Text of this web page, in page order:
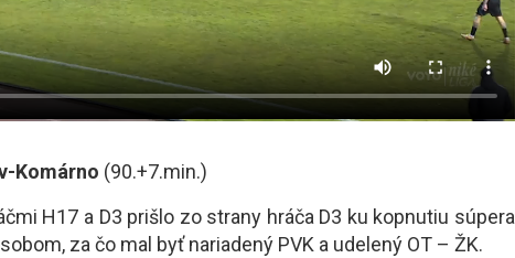
Komárno (90.+7.min.)
H17 a D3 prišlo zo strany hráča D3 ku kopnutiu súpera
za čo mal byť nariadený PVK a udelený OT – ŽK.